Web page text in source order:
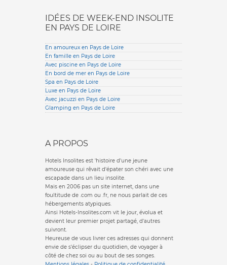
IDÉES DE WEEK-END INSOLITE
EN PAYS DE LOIRE
En amoureux en Pays de Loire
En famille en Pays de Loire
Avec piscine en Pays de Loire
En bord de mer en Pays de Loire
Spa en Pays de Loire
Luxe en Pays de Loire
Avec jacuzzi en Pays de Loire
Glamping en Pays de Loire
A PROPOS
Hotels Insolites est 'histoire d'une jeune
amoureuse qui rêvait d'épater son chéri avec une
escapade dans un lieu insolite.
Mais en 2006 pas un site internet, dans une
foultitude de .com ou .fr, ne nous parlait de ces
hébergements atypiques.
Ainsi Hotels-Insolites.com vit le jour, évolua et
devient leur premier projet partagé, d'autres
suivront.
Heureuse de vous livrer ces adresses qui donnent
envie de s'éclipser du quotidien, de voyager à
côté de chez soi ou au bout de ses songes.